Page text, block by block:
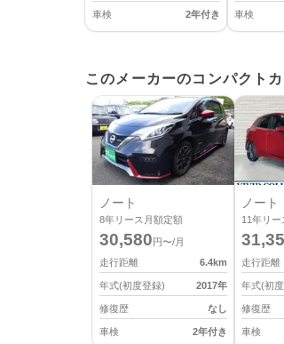
車検 2年付き 車検
このメーカーのコンパクト
ノート
8年リース月額定額
30,580 円〜/月
走行距離
6.4km
年式(初度登録) 2017年
修復歴 なし
車検 2年付き
ノート
11年リー
走行距離
年式(初
修復歴
車検